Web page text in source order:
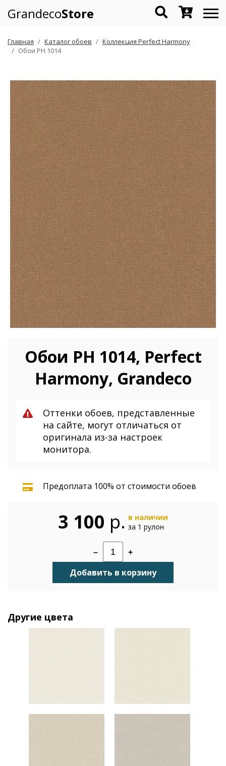
GrandecoStore
Главная Каталог обоев
Коллекция Perfect Harmony
Обои PH 1014
Обои PH 1014, Perfect
Harmony, Grandeco
Оттенки обоев, представленные
на сайте, могут отличаться от
оригинала из-за настроек
монитора.
Предоплата 100% от стоимости обоев
3 100 р. в наличии
за 1 рулон
– +
Добавить в корзину
Другие цвета